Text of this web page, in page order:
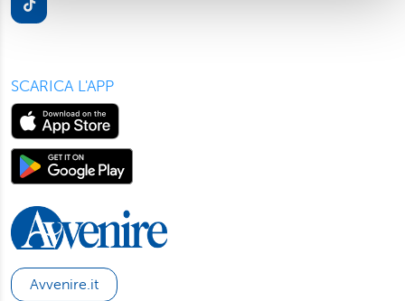
nostri partner, che si occupano di analisi dei dati web,
“Rifiuta” saranno installati solo i cookie tecnici necessari
per il buon funzionamento del sito, con “Personalizza”
potrà scegliere quali tipi di cookie saranno installati sul
suo dispositivo. Potrà modificare in ogni momento le sue
preferenze cliccando sull’interruttore in basso a sinistra
presente in ogni pagina del nostro sito. Per maggior
informazioni sul trattamento dei suoi dati visiti la nostra
informativa privacyecookie policy
SCARICA L'APP
Avvenire.it